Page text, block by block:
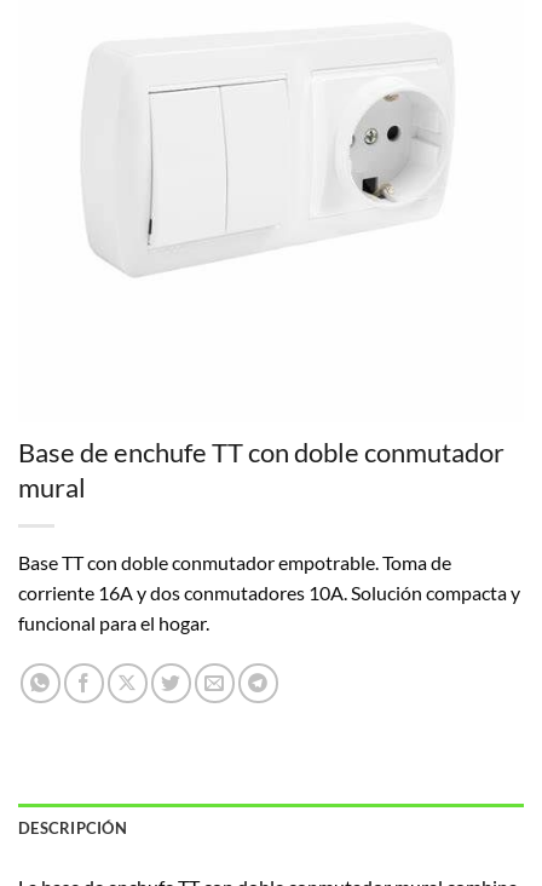
Base de enchufe TT con doble conmutador
mural
Base TT con doble conmutador empotrable. Toma de
corriente 16A y dos conmutadores 10A. Solución compacta y
funcional para el hogar.
DESCRIPCIÓN